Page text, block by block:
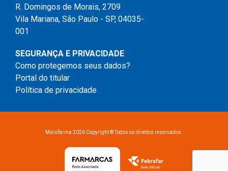
R. Domingos de Morais, 2709
Vila Mariana, São Paulo - SP, 04035-
001
SEGURANÇA E PRIVACIDADE
Como protegemos seus dados?
Portal do titular
Política de privacidade
Maisfarma 2026 Copyright © Todos os direitos reservados.